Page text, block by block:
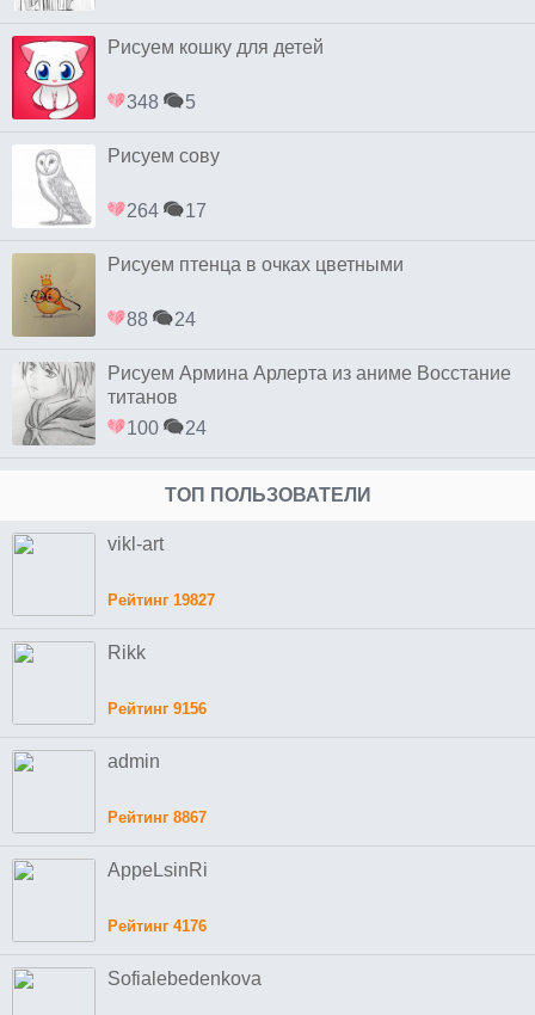
Рисуем кошку для детей
348 5
Рисуем сову
264 17
Рисуем птенца в очках цветными
88 24
Рисуем Армина Арлерта из аниме Восстание
титанов
100
24
ТОП ПОЛЬЗОВАТЕЛИ
vikl-art
Рейтинг 19827
Rikk
Рейтинг 9156
admin
Рейтинг 8867
AppeLsinRi
Рейтинг 4176
Sofialebedenkova